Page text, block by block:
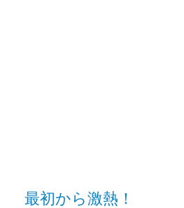
最初から激熱！